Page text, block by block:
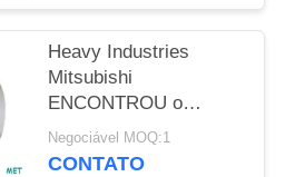
Heavy Industries
Mitsubishi
ENCONTROU o
silenciador de baixo
nível de ruído do
Negociável MOQ:1
CONTATO